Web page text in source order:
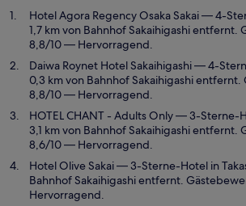
Hotel Agora Regency Osaka Sakai— 4-
1,7 km von Bahnhof Sakaihigashi entfernt.
8,8/10 — Hervorragend.
Daiwa Roynet Hotel Sakaihigashi— 4-
0,3 km von Bahnhof Sakaihigashi
8,8/10 — Hervorragend.
HOTEL CHANT - Adults Only— 3-Sterne-
3,1 km von Bahnhof Sakaihigashi entfernt.
8,6/10 — Hervorragend.
Hotel Olive Sakai— 3-Sterne-Hotel in
Bahnhof Sakaihigashi entfernt.
Hervorragend.